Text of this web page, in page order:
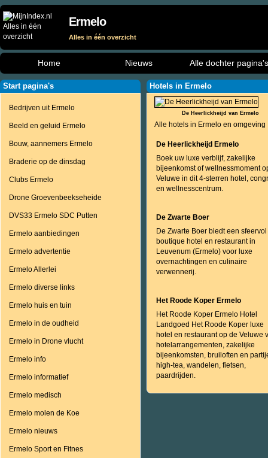
Ermelo
Alles in één overzicht
Home Nieuws Alle dochter pagina's
Start pagina's
Bedrijven uit Ermelo
Beeld en geluid Ermelo
Bouw, aannemers Ermelo
Braderie op de dinsdag
Clubs Ermelo
Drone Groevenbeekseheide
DVS33 Ermelo SDC Putten
Ermelo aanbiedingen
Ermelo advertentie
Ermelo Allerlei
Ermelo diverse links
Ermelo huis en tuin
Ermelo in de oudheid
Ermelo in Drone vlucht
Ermelo info
Ermelo informatief
Ermelo medisch
Ermelo molen de Koe
Ermelo nieuws
Ermelo Sport en Fitnes
Hotels in Ermelo
De Heerlickheijd van Ermelo
Alle hotels in Ermelo en omgeving
De Heerlickheijd Ermelo
Boek uw luxe verblijf, zakelijke
bijeenkomst of wellnessmoment
Veluwe in dit 4-sterren hotel,
en wellnesscentrum.
De Zwarte Boer
De Zwarte Boer biedt een sfeervol
boutique hotel en restaurant in
Leuvenum (Ermelo) voor luxe
overnachtingen en culinaire
verwennerij.
Het Roode Koper Ermelo
Het Roode Koper Ermelo Hotel
Landgoed Het Roode Koper luxe
hotel en restaurant op de Veluwe
hotelarrangementen, zakelijke
bijeenkomsten, bruiloften en
high-tea, wandelen, fietsen,
paardrijden.